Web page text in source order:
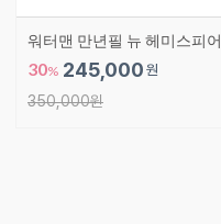
워터맨 만년필 뉴 헤미스피어
30% 245,000 원
350,000원